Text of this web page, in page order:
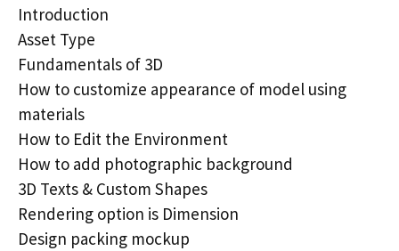
Introduction
Asset Type
Fundamentals of 3D
How to customize appearance of model using
materials
How to Edit the Environment
How to add photographic background
3D Texts & Custom Shapes
Rendering option is Dimension
Design packing mockup